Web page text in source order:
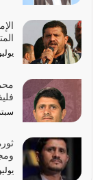
بحبل الله
يوليو 22, 2026
يشاء ويذل من
يوليو 21, 2026
كل زمان…
يوليو 19, 2026
يوليو 20,
سبتمبر
يوليو 26,